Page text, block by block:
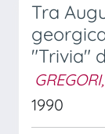
Tra
"Trivia"
1990